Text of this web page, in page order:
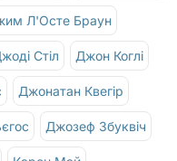
Л'Осте Браун
Стіл Джон Коглі
Джонатан Квегір
Джозеф Збуквіч